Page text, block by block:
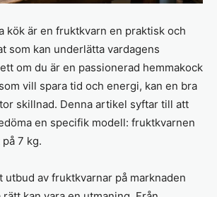
kök är en fruktkvarn en praktisk och
som kan underlätta vardagens
om du är en passionerad hemmakock
vill spara tid och energi, kan en bra
skillnad. Denna artikel syftar till att
en specifik modell: fruktkvarnen
7 kg.
av fruktkvarnar på marknaden